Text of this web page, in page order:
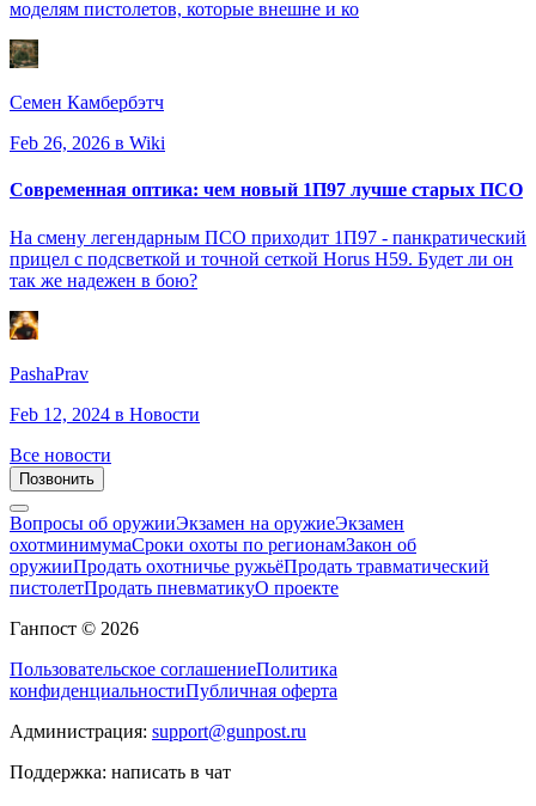
моделям пистолетов, которые внешне и ко
Семен Камбербэтч
Feb 26, 2026 в Wiki
Современная оптика: чем новый 1П97 лучше старых ПСО
На смену легендарным ПСО приходит 1П97 - панкратический
прицел с подсветкой и точной сеткой Horus H59. Будет ли он
так же надежен в бою?
PashaPrav
Feb 12, 2024 в Новости
Все новости
Позвонить
Вопросы об оружииЭкзамен на оружиеЭкзамен
охотминимумаСроки охоты по регионамЗакон об
оружииПродать охотничье ружьёПродать травматический
пистолетПродать пневматикуО проекте
Ганпост © 2026
Пользовательское соглашениеПолитика
конфиденциальностиПубличная оферта
Администрация: support@gunpost.ru
Поддержка: написать в чат